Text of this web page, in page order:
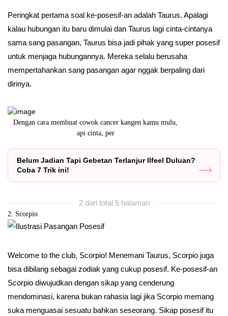
Peringkat pertama soal ke-posesif-an adalah Taurus. Apalagi
kalau hubungan itu baru dimulai dan Taurus lagi cinta-cintanya
sama sang pasangan, Taurus bisa jadi pihak yang super posesif
untuk menjaga hubungannya. Mereka selalu berusaha
mempertahankan sang pasangan agar nggak berpaling dari
dirinya.
Dengan cara membuat cowok cancer kangen kamu mulu,
api cinta, per
Belum Jadian Tapi Gebetan Terlanjur Ilfeel Duluan?
Coba 7 Trik ini!
2 dari total 5 halaman
2. Scorpio
Welcome to the club, Scorpio! Menemani Taurus, Scorpio juga
bisa dibilang sebagai zodiak yang cukup posesif. Ke-posesif-an
Scorpio diwujudkan dengan sikap yang cenderung
mendominasi, karena bukan rahasia lagi jika Scorpio memang
suka menguasai sesuatu bahkan seseorang. Sikap posesif itu